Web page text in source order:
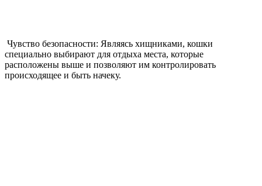
Чувство безопасности: Являясь хищниками, кошки
специально выбирают для отдыха места, которые
расположены выше и позволяют им контролировать
происходящее и быть начеку.